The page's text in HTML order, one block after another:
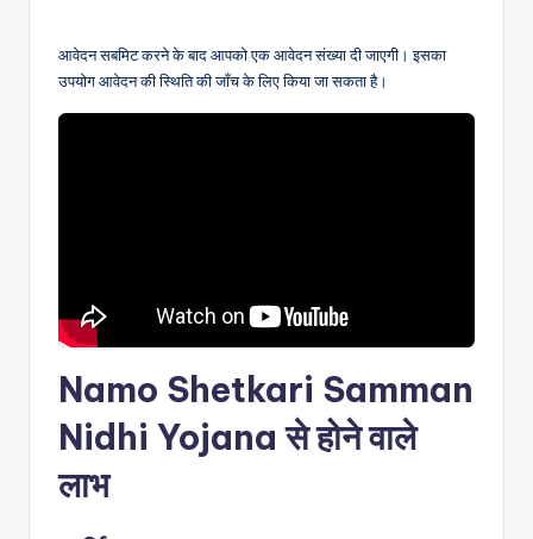
आवेदन सबमिट करने के बाद आपको एक आवेदन संख्या दी जाएगी। इसका
उपयोग आवेदन की स्थिति की जाँच के लिए किया जा सकता है।
Namo Shetkari Samman
Nidhi Yojana से होने वाले
लाभ